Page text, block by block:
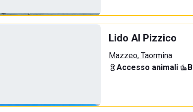
Lido Al Pizzico
Mazzeo, Taormina
Accesso animali·